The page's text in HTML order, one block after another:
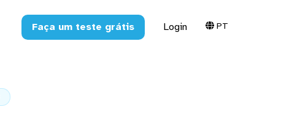
Faça um teste grátis Login PT